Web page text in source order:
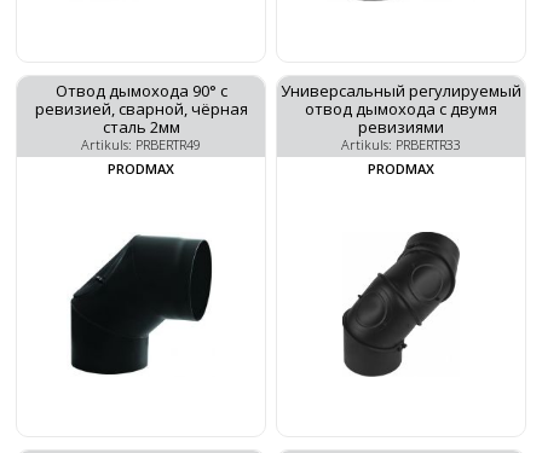
Отвод дымохода 90° с
ревизией, сварной, чёрная
сталь 2мм
Artikuls: PRBERTR49
PRODMAX
Универсальный регулируемый
отвод дымохода с двумя
ревизиями
Artikuls: PRBERTR33
PRODMAX